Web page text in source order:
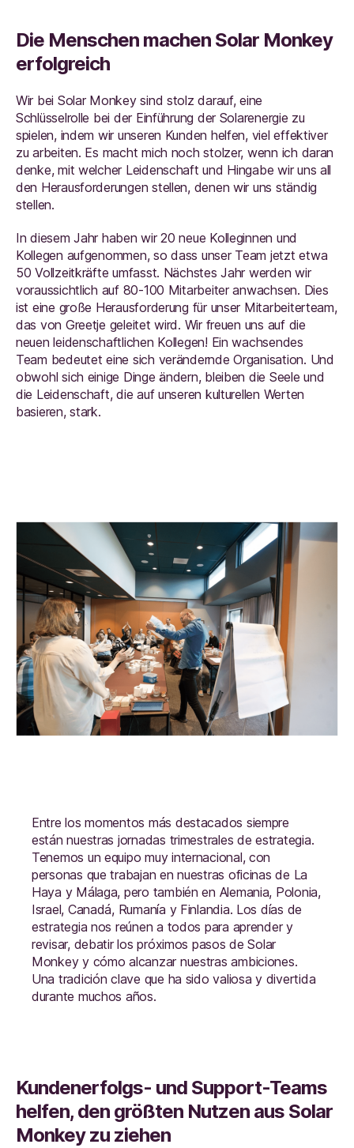
Die Menschen machen Solar Monkey
erfolgreich
Wir bei Solar Monkey sind stolz darauf, eine
Schlüsselrolle bei der Einführung der Solarenergie zu
spielen, indem wir unseren Kunden helfen, viel effektiver
zu arbeiten. Es macht mich noch stolzer, wenn ich daran
denke, mit welcher Leidenschaft und Hingabe wir uns all
den Herausforderungen stellen, denen wir uns ständig
stellen.
In diesem Jahr haben wir 20 neue Kolleginnen und
Kollegen aufgenommen, so dass unser Team jetzt etwa
50 Vollzeitkräfte umfasst. Nächstes Jahr werden wir
voraussichtlich auf 80-100 Mitarbeiter anwachsen. Dies
ist eine große Herausforderung für unser Mitarbeiterteam,
das von Greetje geleitet wird. Wir freuen uns auf die
neuen leidenschaftlichen Kollegen! Ein wachsendes
Team bedeutet eine sich verändernde Organisation. Und
obwohl sich einige Dinge ändern, bleiben die Seele und
die Leidenschaft, die auf unseren kulturellen Werten
basieren, stark.
Entre los momentos más destacados siempre
están nuestras jornadas trimestrales de estrategia.
Tenemos un equipo muy internacional, con
personas que trabajan en nuestras oficinas de La
Haya y Málaga, pero también en Alemania, Polonia,
Israel, Canadá, Rumanía y Finlandia. Los días de
estrategia nos reúnen a todos para aprender y
revisar, debatir los próximos pasos de Solar
Monkey y cómo alcanzar nuestras ambiciones.
Una tradición clave que ha sido valiosa y divertida
durante muchos años.
Kundenerfolgs- und Support-Teams
helfen, den größten Nutzen aus Solar
Monkey zu ziehen